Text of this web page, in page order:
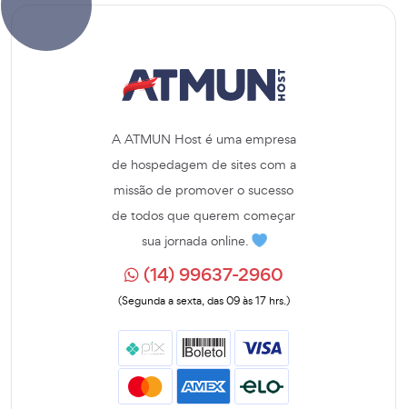
A ATMUN Host é uma empresa
de hospedagem de sites com a
missão de promover o sucesso
de todos que querem começar
sua jornada online.
(14) 99637-2960
(Segunda a sexta, das 09 às 17 hrs.)